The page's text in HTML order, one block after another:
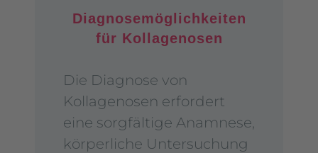
Diagnosemöglichkeiten
für Kollagenosen
Die Diagnose von
Kollagenosen erfordert
eine sorgfältige Anamnese,
körperliche Untersuchung